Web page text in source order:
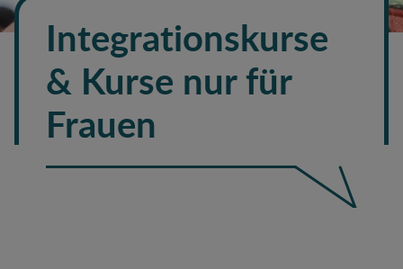
Integrationskurse
& Kurse nur für
Frauen